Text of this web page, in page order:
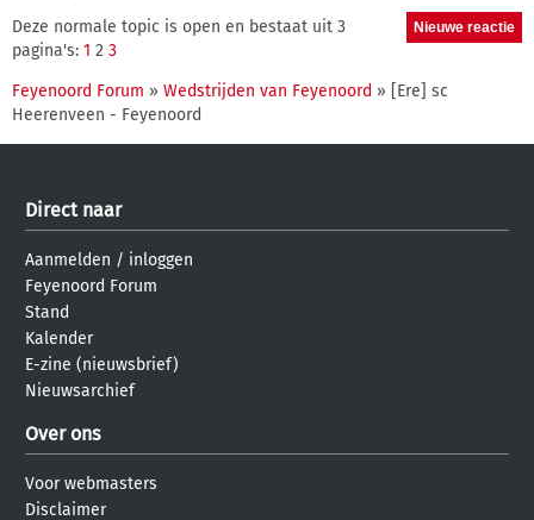
Deze normale topic is open en bestaat uit 3
pagina's: 1 2 3
Feyenoord Forum » Wedstrijden van Feyenoord » [Ere] sc
Heerenveen - Feyenoord
Direct naar
Aanmelden / inloggen
Feyenoord Forum
Stand
Kalender
E-zine (nieuwsbrief)
Nieuwsarchief
Over ons
Voor webmasters
Disclaimer